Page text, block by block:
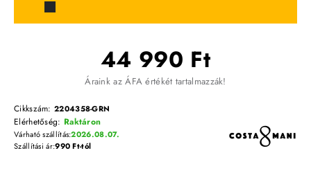
44 990 Ft
Áraink az ÁFA értékét tartalmazzák!
Cikkszám: 2204358-GRN
Elérhetőség: Raktáron
Várható szállítás:2026.08.07.
Szállítási ár:990 Ft-tól